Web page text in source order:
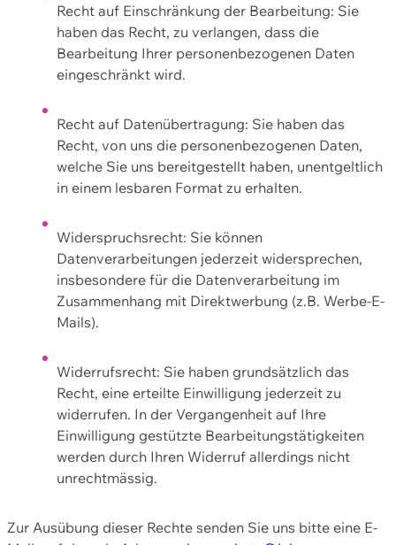
Recht auf Einschränkung der Bearbeitung: Sie
haben das Recht, zu verlangen, dass die
Bearbeitung Ihrer personenbezogenen Daten
eingeschränkt wird.
Recht auf Datenübertragung: Sie haben das
Recht, von uns die personenbezogenen Daten,
welche Sie uns bereitgestellt haben, unentgeltlich
in einem lesbaren Format zu erhalten.
Widerspruchsrecht: Sie können
Datenverarbeitungen jederzeit widersprechen,
insbesondere für die Datenverarbeitung im
Zusammenhang mit Direktwerbung (z.B. Werbe-E-
Mails).
Widerrufsrecht: Sie haben grundsätzlich das
Recht, eine erteilte Einwilligung jederzeit zu
widerrufen. In der Vergangenheit auf Ihre
Einwilligung gestützte Bearbeitungstätigkeiten
werden durch Ihren Widerruf allerdings nicht
unrechtmässig.
Zur Ausübung dieser Rechte senden Sie uns bitte eine E-